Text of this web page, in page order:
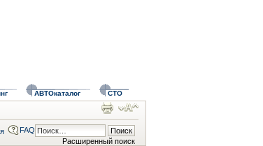
АВТОкаталог СТО
Расширенный поиск
FAQ